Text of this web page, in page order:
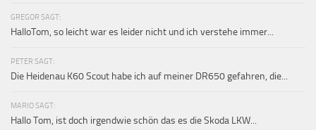
GREGOR SAGT:
HalloTom, so leicht war es leider nicht und ich verstehe immer...
PETER SAGT:
Die Heidenau K60 Scout habe ich auf meiner DR650 gefahren, die...
MARIO SAGT:
Hallo Tom, ist doch irgendwie schön das es die Skoda LKW...